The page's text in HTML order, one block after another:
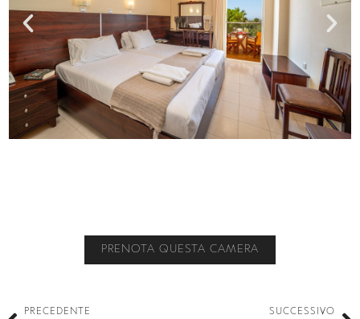
PRENOTA QUESTA CAMERA
PRECEDENTE SUCCESSIVO